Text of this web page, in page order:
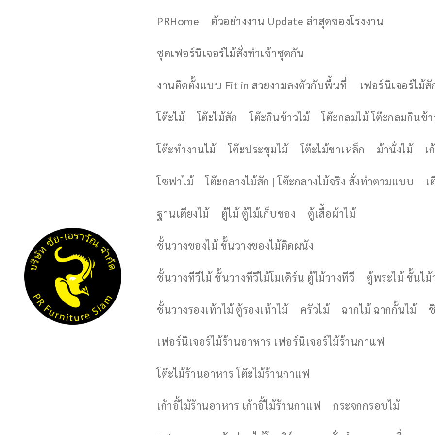
PRHome ตัวอย่างงาน Update ล่าสุดของโรงงาน
ชุดเฟอร์นิเจอร์ไม้สั่งทำเข้าชุดกัน
งานติดตั้งแบบ Fit in สวยงามลงตัวกับพื้นที่ เฟอร์นิเจอร์ไม้สั
โต๊ะไม้ โต๊ะไม้สัก โต๊ะกินข้าวไม้ โต๊ะกลมไม้ โต๊ะกลมกินข้า
โต๊ะทำงานไม้ โต๊ะประชุมไม้ โต๊ะไม้ขาเหล็ก ม้านั่งไม้ เ
โซฟาไม้ โต๊ะกลางไม้สัก | โต๊ะกลางไม้จริง สั่งทำตามแบบ เ
ฐานเตียงไม้ ตู้ไม้ ตู้ไม้เก็บของ ตู้เสื้อผ้าไม้
ชั้นวางของไม้ ชั้นวางของไม้ติดผนัง
ชั้นวางทีวีไม้ ชั้นวางทีวีไม้โมเดิร์น ตู้ไม้วางทีวี ตู้พระไม้ ชั้นไม้
ชั้นวางรองเท้าไม้ ตู้รองเท้าไม้ ครัวไม้ ฉากไม้ ฉากกั้นไม้
เฟอร์นิเจอร์ไม้ร้านอาหาร เฟอร์นิเจอร์ไม้ร้านกาแฟ
โต๊ะไม้ร้านอาหาร โต๊ะไม้ร้านกาแฟ
เก้าอี้ไม้ร้านอาหาร เก้าอี้ไม้ร้านกาแฟ กระจกกรอบไม้